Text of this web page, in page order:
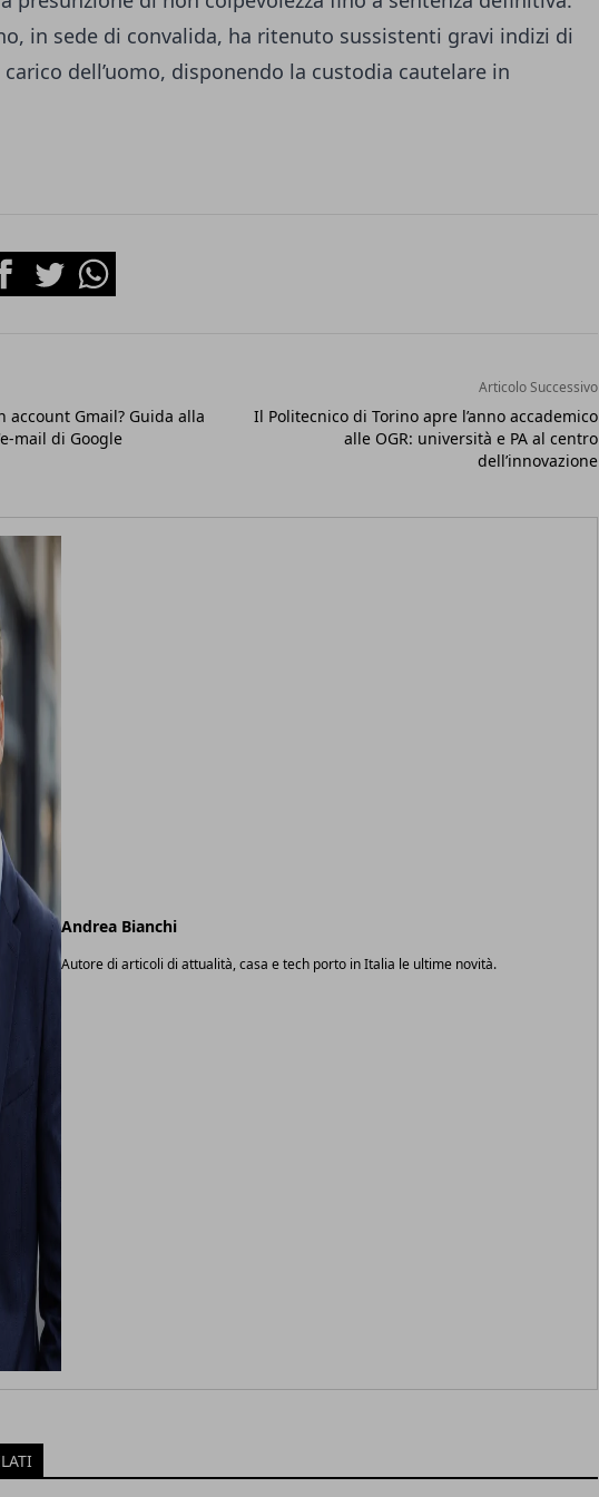
in sede di convalida, ha ritenuto sussistenti gravi indizi di
carico dell’uomo, disponendo la custodia cautelare in
TwitterWhatsapp
account Gmail? Guida alla
mail di Google
Articolo Successivo
Il Politecnico di Torino apre l’anno accademico
alle OGR: università e PA al centro
dell’innovazione
Andrea Bianchi
Autore di articoli di attualità, casa e tech porto in Italia le ultime novità.